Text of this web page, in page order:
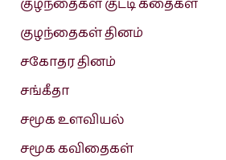
குழந்தைகள் குட்டி கதைகள்
குழந்தைகள் தினம்
சகோதர தினம்
சங்கீதா
சமூக உளவியல்
சமூக கவிதைகள்